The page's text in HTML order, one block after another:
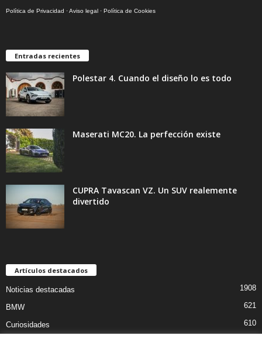
Política de Privacidad ·Aviso legal · Política de Cookies
Entradas recientes
Polestar 4. Cuando el diseño lo es todo
Maserati MC20. La perfección existe
CUPRA Tavascan VZ. Un SUV realemente
divertido
Artículos destacados
Noticias destacadas 1908
BMW 621
Curiosidades 610